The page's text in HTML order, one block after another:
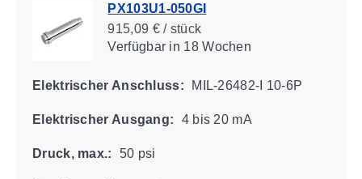
PX103U1-050GI
915,09 € / stück
Verfügbarin 18 Wochen
Elektrischer Anschluss: MIL-26482-I 10-6P
Elektrischer Ausgang: 4 bis 20 mA
Druck, max.: 50 psi